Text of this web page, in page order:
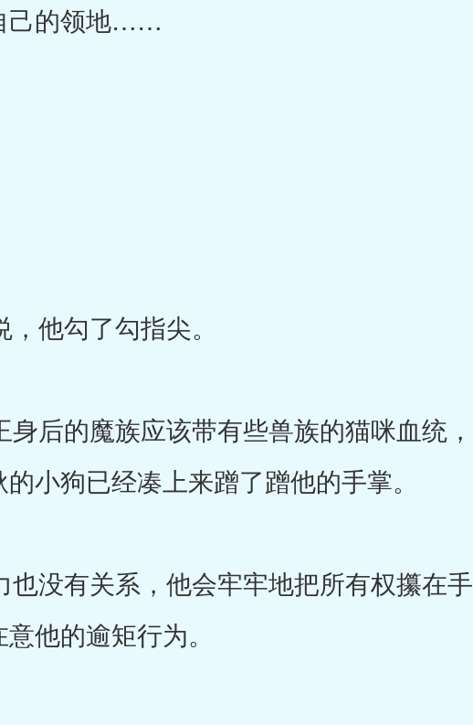
己的领地……
他勾了勾指尖。
后的魔族应该带有些兽族的猫咪血统，
狗已经凑上来蹭了蹭他的手掌。
没有关系，他会牢牢地把所有权攥在手
他的逾矩行为。